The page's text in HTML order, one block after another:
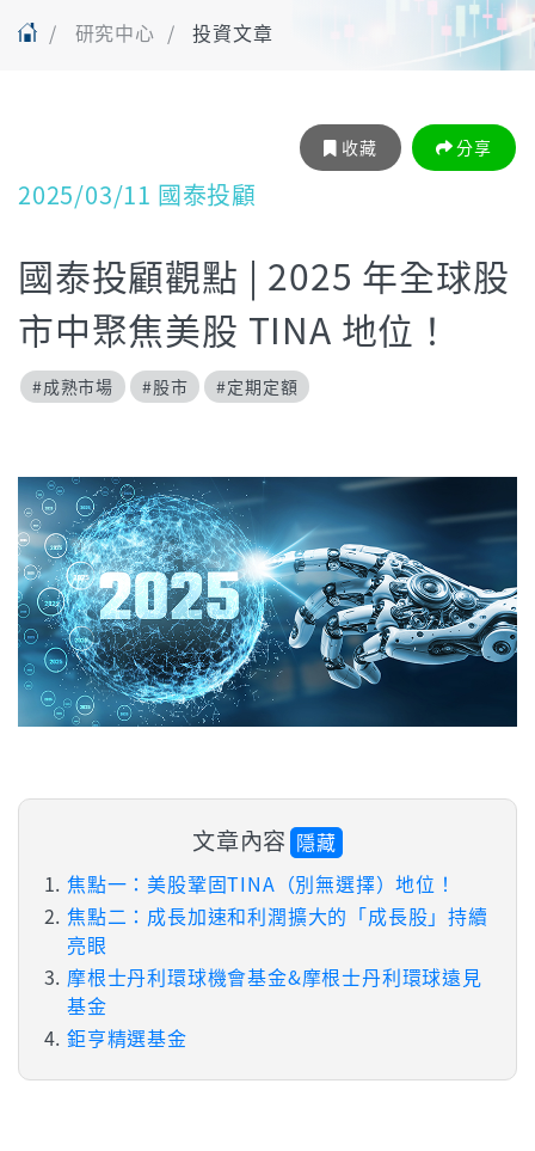
研究中心 投資文章
收藏 分享
2025/03/11 國泰投顧
國泰投顧觀點 | 2025 年全球股
市中聚焦美股 TINA 地位！
#成熟市場 #股市 #定期定額
文章內容 隱藏
焦點一：美股鞏固TINA（別無選擇）地位！
焦點二：成長加速和利潤擴大的「成長股」持續
亮眼
摩根士丹利環球機會基金&摩根士丹利環球遠見
基金
鉅亨精選基金